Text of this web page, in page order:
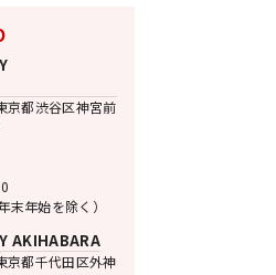
京都渋谷区神宮前
末年始を除く）
AKIHABARA
京都千代田区外神